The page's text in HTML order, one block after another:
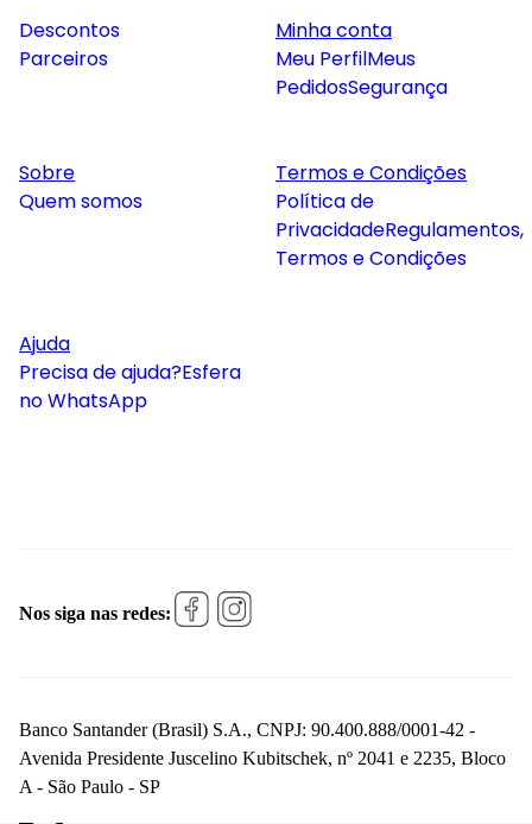
Descontos
Parceiros
Minha conta
Meu PerfilMeus
PedidosSegurança
Sobre
Quem somos
Termos e Condições
Política de
PrivacidadeRegulamentos,
Termos e Condições
Ajuda
Precisa de ajuda?Esfera
no WhatsApp
Nos siga nas redes:
Banco Santander (Brasil) S.A., CNPJ: 90.400.888/0001-42 -
Avenida Presidente Juscelino Kubitschek, nº 2041 e 2235, Bloco
A - São Paulo - SP